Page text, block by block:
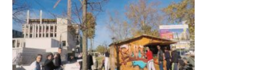
nouvelle fois fait tomber Toulouse? –
RMC Sport